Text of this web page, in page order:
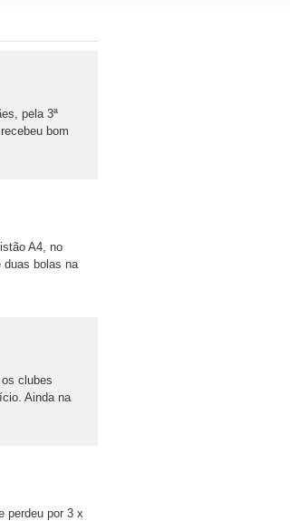
pela 3ª
bom
A4, no
bolas na
clubes
Ainda na
perdeu por 3 x